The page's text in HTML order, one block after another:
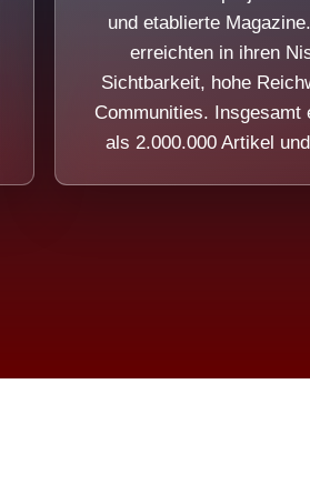
und etablierte
erreichten in ihren
Sichtbarkeit, hohe
Communities. Insgesamt
als 2.000.000 Artikel